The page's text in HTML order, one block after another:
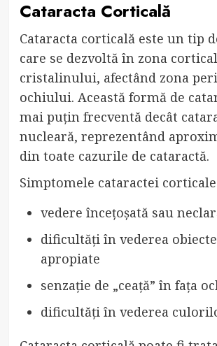
Cataracta Corticală
Cataracta corticală este un tip
care se dezvoltă în zona
cristalinului, afectând zona
ochiului. Această formă de
mai puțin frecventă decât
nucleară, reprezentând
din toate cazurile de cataractă.
Simptomele cataractei
vedere încețoșată sau
dificultăți în vederea
apropiate
senzație de „ceață” în fața
dificultăți în vederea